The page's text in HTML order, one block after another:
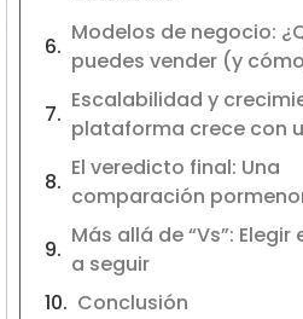
Modelos de negocio:
puedes vender (y
Escalabilidad y
plataforma crece con
El veredicto final: Una
comparación
Más allá de “Vs”:
a seguir
Conclusión